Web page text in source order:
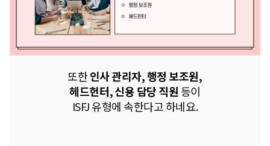
또한인사 관리자, 행정 보조원,
헤드헌터, 신용 담당 직원 등이
ISFJ 유형에 속한다고 하네요.